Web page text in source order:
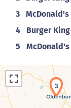
3 McDonald's
4 Burger King
5 McDonald's
3